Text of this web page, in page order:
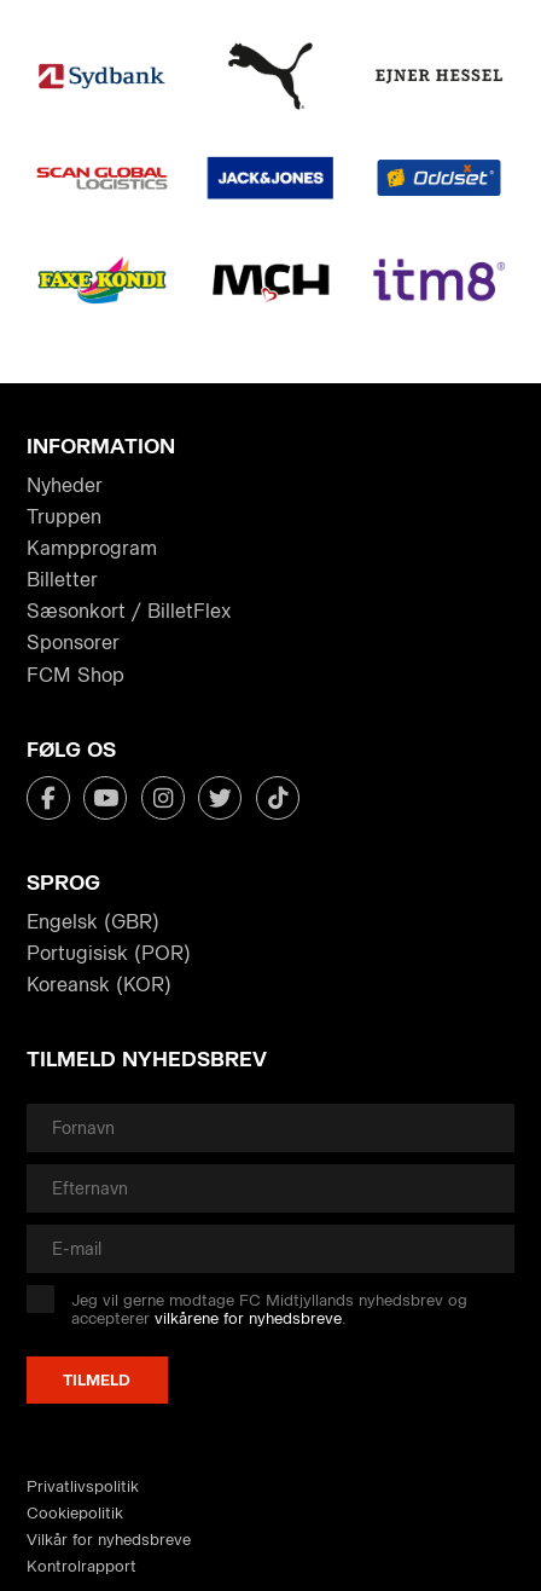
INFORMATION
Nyheder
Truppen
Kampprogram
Billetter
Sæsonkort / BilletFlex
Sponsorer
FCM Shop
FØLG OS
SPROG
Engelsk (GBR)
Portugisisk (POR)
Koreansk (KOR)
TILMELD NYHEDSBREV
Jeg vil gerne modtage FC Midtjyllands nyhedsbrev og
accepterervilkårene for nyhedsbreve
Privatlivspolitik
Cookiepolitik
Vilkår for nyhedsbreve
Kontrolrapport